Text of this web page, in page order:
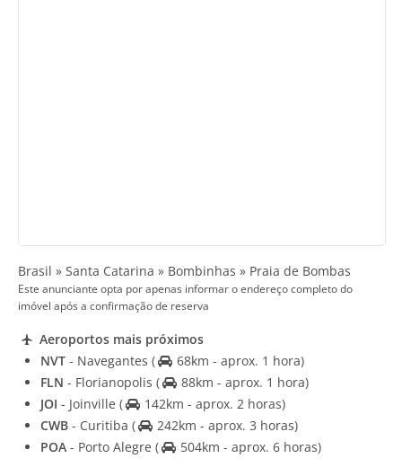
Brasil » Santa Catarina » Bombinhas » Praia de Bombas
Este anunciante opta por apenas informar o endereço completo do
imóvel após a confirmação de reserva
Aeroportos mais próximos
NVT - Navegantes (
68km - aprox. 1 hora)
FLN - Florianopolis (
88km - aprox. 1 hora)
JOI - Joinville (
142km - aprox. 2 horas)
CWB - Curitiba (
242km - aprox. 3 horas)
POA - Porto Alegre ( 504km - aprox. 6 horas)